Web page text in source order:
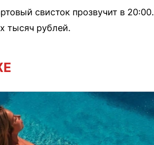
свисток прозвучит в 20:00.
тысяч рублей.